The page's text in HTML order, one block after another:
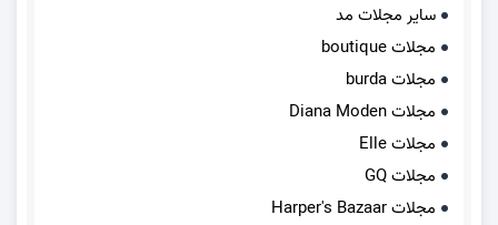
سایر مجلات مد
مجلات boutique
مجلات burda
مجلات Diana Moden
مجلات Elle
مجلات GQ
مجلات Harper's Bazaar